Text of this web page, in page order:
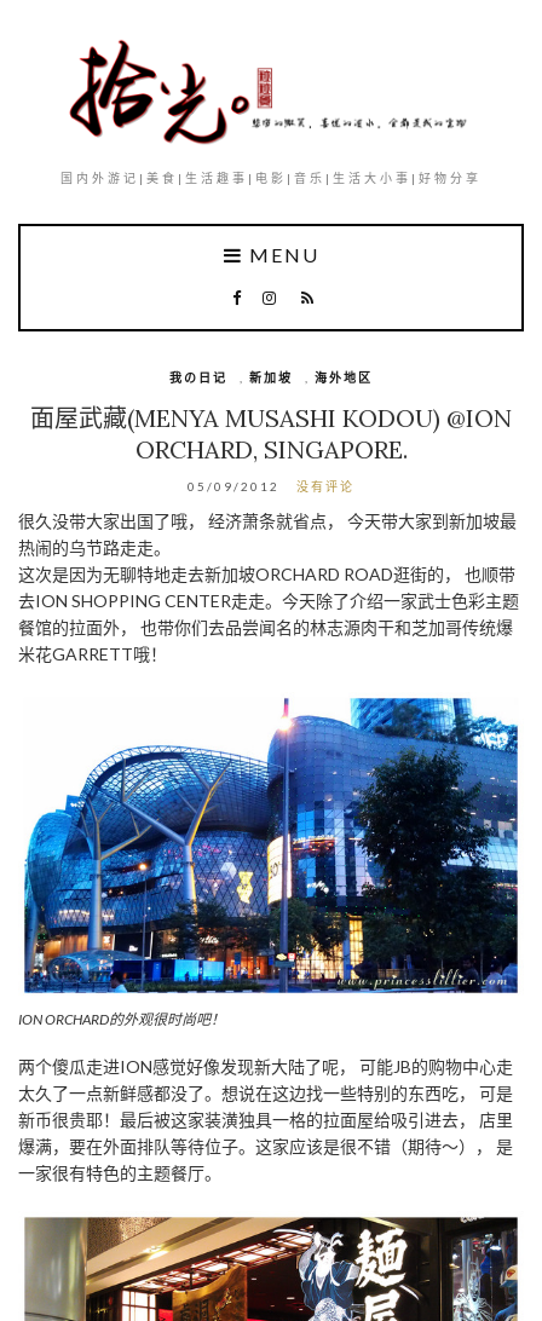
国内外游记|美食|生活趣事|电影|音乐|生活大小事|好物分享
MENU
我の日记 新加坡 海外地区
面屋武藏(MENYA MUSASHI KODOU) @ION
ORCHARD, SINGAPORE.
05/09/2012 没有评论
很久没带大家出国了哦， 经济萧条就省点， 今天带大家到新加坡最
热闹的乌节路走走。
这次是因为无聊特地走去新加坡ORCHARD ROAD逛街的， 也顺带
去ION SHOPPING CENTER走走。今天除了介绍一家武士色彩主题
餐馆的拉面外， 也带你们去品尝闻名的林志源肉干和芝加哥传统爆
米花GARRETT哦！
ION ORCHARD的外观很时尚吧！
两个傻瓜走进ION感觉好像发现新大陆了呢， 可能JB的购物中心走
太久了一点新鲜感都没了。想说在这边找一些特别的东西吃， 可是
新币很贵耶！最后被这家装潢独具一格的拉面屋给吸引进去， 店里
爆满，要在外面排队等待位子。这家应该是很不错（期待～）， 是
一家很有特色的主题餐厅。